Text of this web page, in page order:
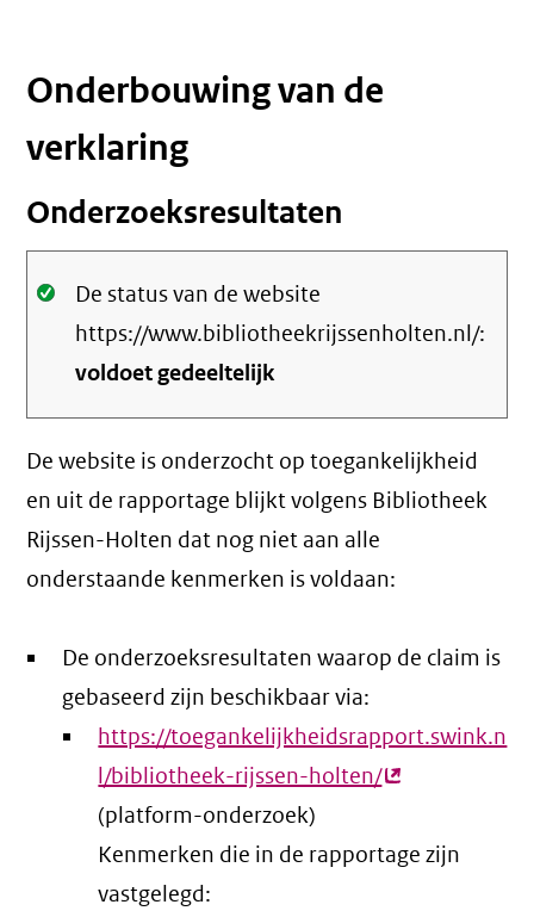
Onderbouwing van de
verklaring
Onderzoeksresultaten
Oké.
De status van de website
https://www.bibliotheekrijssenholten.nl/:
voldoet gedeeltelijk
De website is onderzocht op toegankelijkheid
en uit de rapportage blijkt volgens Bibliotheek
Rijssen-Holten dat nog niet aan alle
onderstaande kenmerken is voldaan:
De onderzoeksresultaten waarop de claim is
gebaseerd zijn beschikbaar via:
https://toegankelijkheidsrapport.swink.n
l/bibliotheek-rijssen-holten/(externe
(platform-onderzoek)
Kenmerken die in de rapportage zijn
vastgelegd: